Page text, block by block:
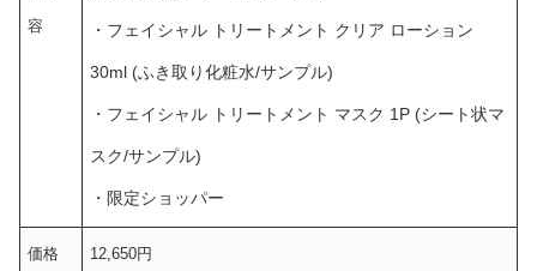
容 ・フェイシャル トリートメント クリア ローション
30ml (ふき取り化粧水/サンプル)
・フェイシャル トリートメント マスク 1P (シート状マ
スク/サンプル)
・限定ショッパー
価格 12,650円